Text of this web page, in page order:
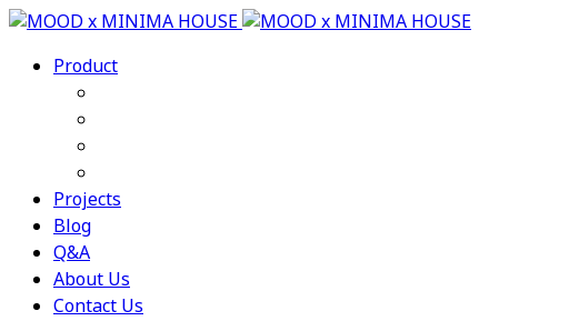
Product
Projects
Blog
Q&A
About Us
Contact Us